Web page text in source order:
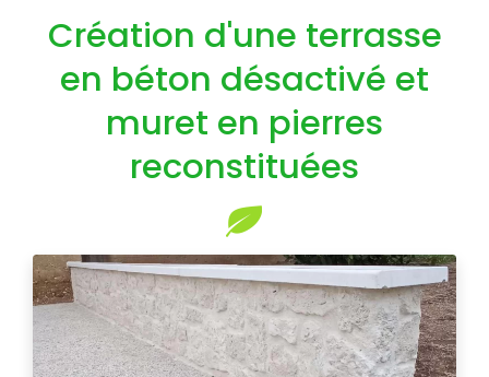
Création d'une terrasse
en béton désactivé et
muret en pierres
reconstituées